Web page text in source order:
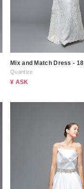
Mix and Match Dress - 18
Quantize
¥ ASK